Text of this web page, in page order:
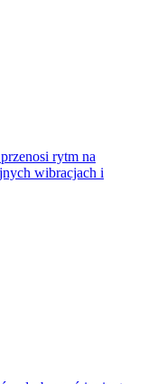
rytm na
wibracjach i